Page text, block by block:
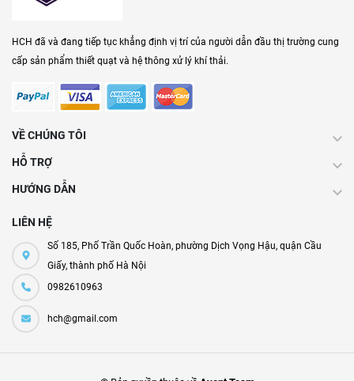
HCH đã và đang tiếp tục khẳng định vị trí của người dẫn đầu thị trường cung
cấp sản phẩm thiết quạt và hệ thông xử lý khí thải.
VỀ CHÚNG TÔI
HỖ TRỢ
HƯỚNG DẪN
LIÊN HỆ
Số 185, Phố Trần Quốc Hoàn, phường Dịch Vọng Hậu, quận Cầu
Giấy, thành phố Hà Nội
0982610963
hch@gmail.com